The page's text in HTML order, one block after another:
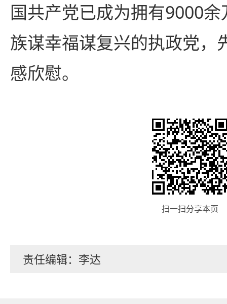
国共产党已成为拥有9000
族谋幸福谋复兴的执政党，
感欣慰。
扫一扫分享本页
责任编辑：李达